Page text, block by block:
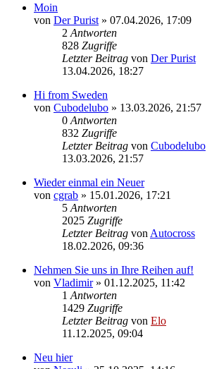
Moin
von Der Purist » 07.04.2026, 17:09
2 Antworten
828 Zugriffe
Letzter Beitrag von Der Purist
13.04.2026, 18:27
Hi from Sweden
von Cubodelubo » 13.03.2026, 21:57
0 Antworten
832 Zugriffe
Letzter Beitrag von Cubodelubo
13.03.2026, 21:57
Wieder einmal ein Neuer
von cgrab » 15.01.2026, 17:21
5 Antworten
2025 Zugriffe
Letzter Beitrag von Autocross
18.02.2026, 09:36
Nehmen Sie uns in Ihre Reihen auf!
von Vladimir» 01.12.2025, 11:42
1 Antworten
1429 Zugriffe
Letzter Beitrag von Elo
11.12.2025, 09:04
Neu hier